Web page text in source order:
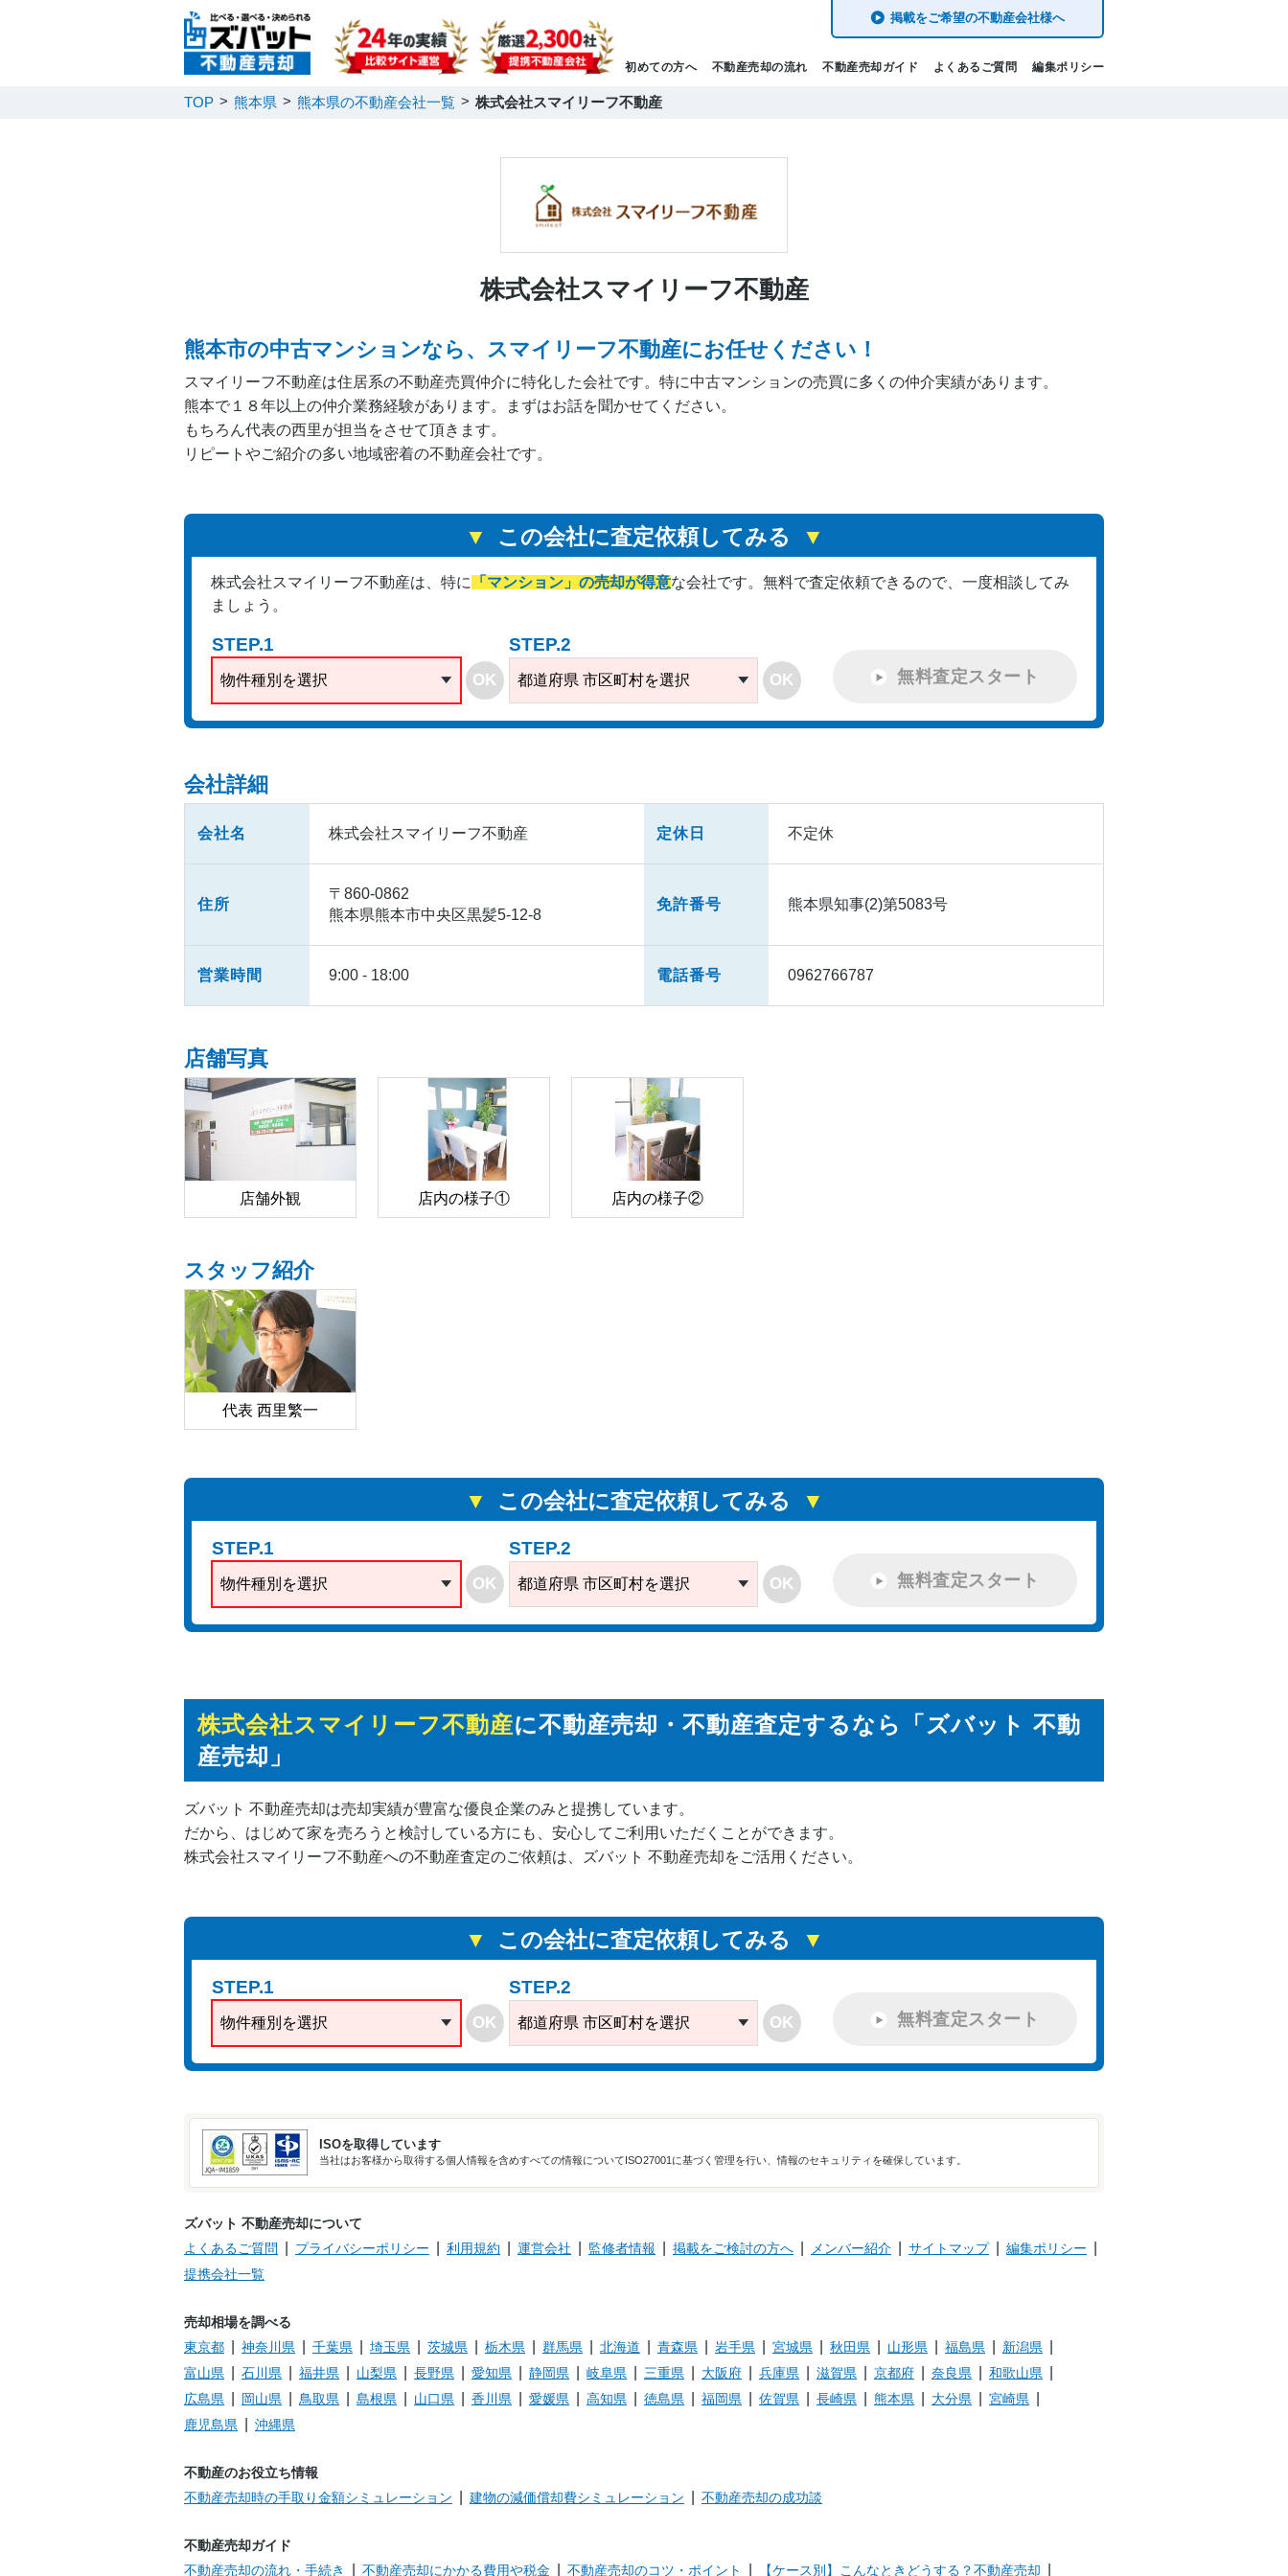
初めての方へ 不動産売却の流れ 不動産売却ガイド よくあるご質問 編集ポリシー
掲載をご希望の不動産会社様へ
TOP 熊本県 熊本県の不動産会社一覧 株式会社スマイリーフ不動産
株式会社スマイリーフ不動産
熊本市の中古マンションなら、スマイリーフ不動産にお任せください！
スマイリーフ不動産は住居系の不動産売買仲介に特化した会社です。特に中古マンションの売買に多くの仲介実績があります。
熊本で１８年以上の仲介業務経験があります。まずはお話を聞かせてください。
もちろん代表の西里が担当をさせて頂きます。
リピートやご紹介の多い地域密着の不動産会社です。
この会社に査定依頼してみる
株式会社スマイリーフ不動産は、 特に 「マンション」の売却が得意な会社です。 無料で査定依頼できるので、一度相談してみ
ましょう。
STEP.1
物件種別を選択 OK
STEP.2
都道府県 市区町村を選択 OK 無料査定スタート
会社詳細
会社名 株式会社スマイリーフ不動産 定休日 不定休
住所
〒860-0862
熊本県熊本市中央区黒髪5-12-8
免許番号 熊本県知事(2)第5083号
営業時間 9:00 - 18:00 電話番号 0962766787
店舗写真
店舗外観 店内の様子① 店内の様子②
スタッフ紹介
代表 西里繁一
この会社に査定依頼してみる
STEP.1
物件種別を選択 OK
STEP.2
都道府県 市区町村を選択 OK 無料査定スタート
株式会社スマイリーフ不動産に不動産売却・不動産査定するなら「ズバット 不動
産売却」
ズバット 不動産売却は売却実績が豊富な優良企業のみと提携しています。
だから、はじめて家を売ろうと検討している方にも、安心してご利用いただくことができます。
株式会社スマイリーフ不動産への不動産査定のご依頼は、ズバット 不動産売却をご活用ください。
この会社に査定依頼してみる
STEP.1
物件種別を選択 OK
STEP.2
都道府県 市区町村を選択 OK 無料査定スタート
ISOを取得しています
当社はお客様から取得する個人情報を含めすべての情報についてISO27001に基づく管理を行い、情報のセキュリティを確保しています。
ズバット 不動産売却について
よくあるご質問
プライバシーポリシー 利用規約 運営会社 監修者情報 掲載をご検討の方へ メンバー紹介 サイトマップ
編集ポリシー
提携会社一覧
売却相場を調べる
東京都
神奈川県 千葉県 埼玉県 茨城県 栃木県 群馬県 北海道 青森県 岩手県 宮城県 秋田県 山形県 福島県
新潟県
富山県
石川県 福井県 山梨県 長野県 愛知県 静岡県 岐阜県 三重県 大阪府 兵庫県 滋賀県 京都府 奈良県
和歌山県
広島県
岡山県 鳥取県 島根県 山口県 香川県 愛媛県 高知県 徳島県 福岡県 佐賀県 長崎県 熊本県 大分県
宮崎県
鹿児島県
沖縄県
不動産のお役立ち情報
不動産売却時の手取り金額シミュレーション
建物の減価償却費シミュレーション 不動産売却の成功談
不動産売却ガイド
不動産売却の流れ・手続き
不動産売却にかかる費用や税金 不動産売却のコツ・ポイント 【ケース別】こんなときどうする？不動産売却